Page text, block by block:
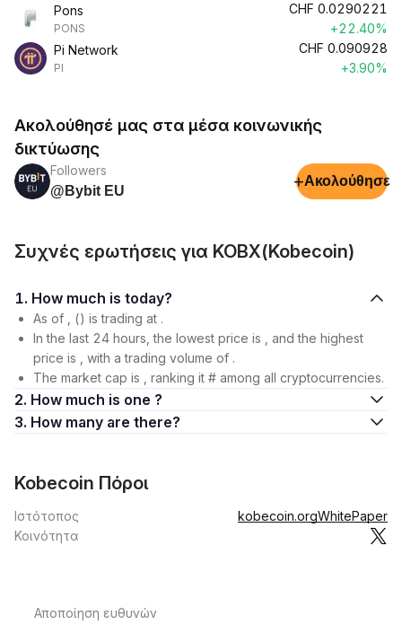
Pons
PONS
CHF 0.0290221
+22.40%
Pi Network
PI
CHF 0.090928
+3.90%
Ακολούθησέ μας στα μέσα κοινωνικής
δικτύωσης
Followers
@Bybit EU
+Ακολούθησε
Συχνές ερωτήσεις για KOBX(Kobecoin)
1. How much is today?
As of , () is trading at .
In the last 24 hours, the lowest price is , and the highest
price is , with a trading volume of .
The market cap is , ranking it # among all cryptocurrencies.
2. How much is one ?
3. How many are there?
Kobecoin Πόροι
Ιστότοπος kobecoin.orgWhitePaper
Κοινότητα
Αποποίηση ευθυνών